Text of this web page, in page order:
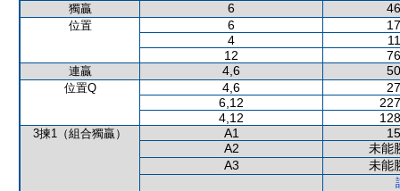
獨贏
6
位置 6
4
12
連贏 4,6
位置Q 4,6
6,12
4,12
3揀1（組合獨贏） A1
A2
未能
A3
未能